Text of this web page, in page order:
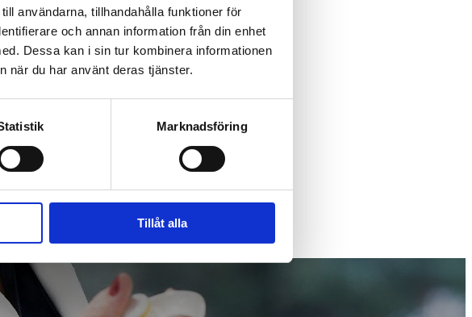
användarna, tillhandahålla funktioner för
och annan information från din enhet
Dessa kan i sin tur kombinera informationen
när du har använt deras tjänster.
Marknadsföring
Tillåt alla